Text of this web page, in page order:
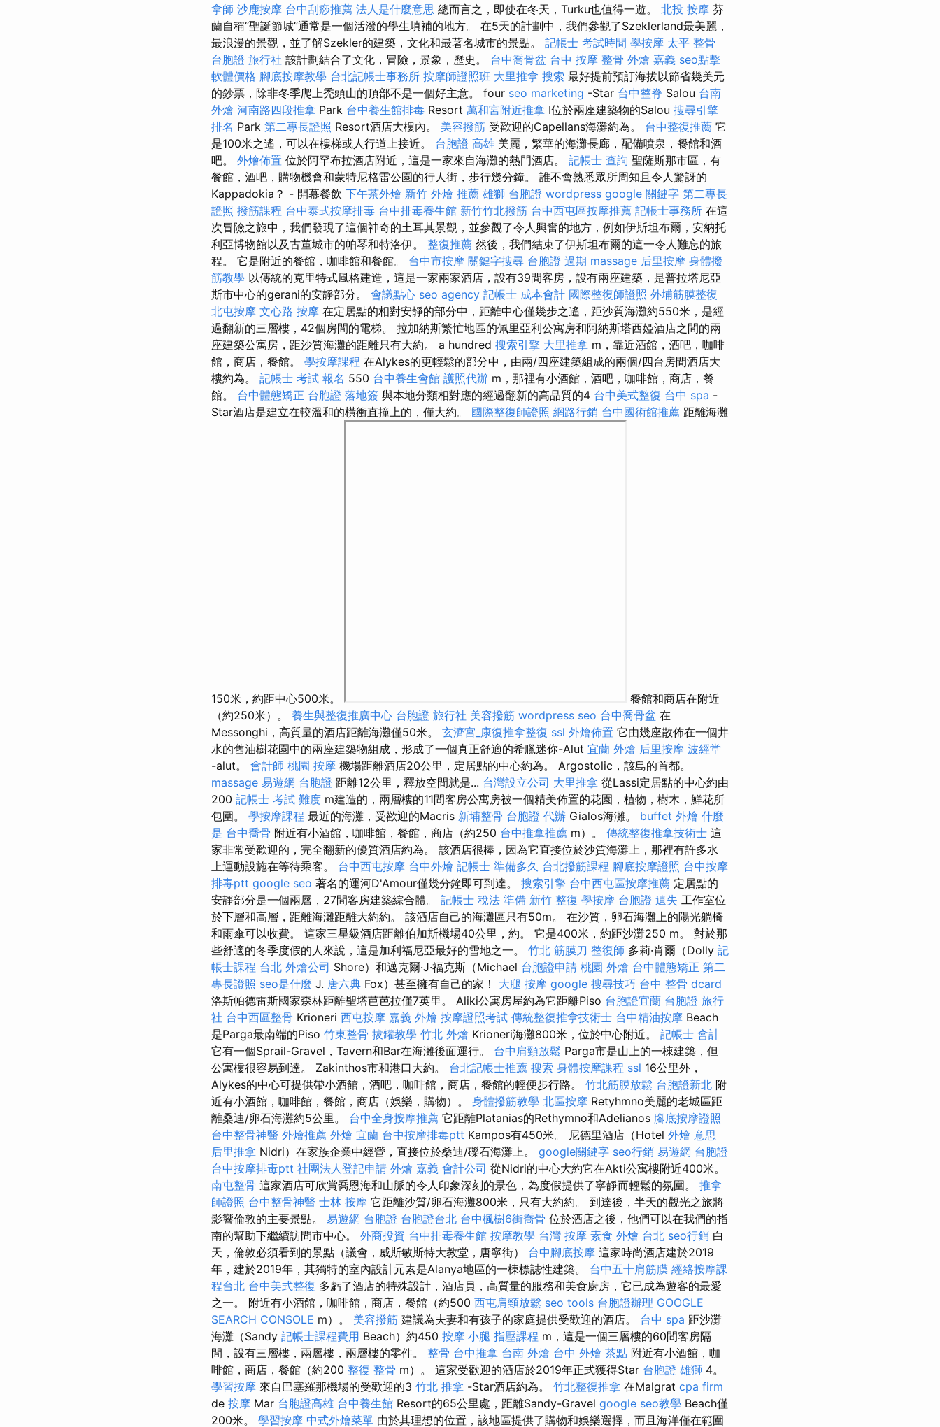
拿師 沙鹿按摩 台中刮痧推薦 法人是什麼意思 總而言之，即使在冬天，Turku也值得一遊。 北投 按摩 芬
蘭自稱“聖誕節城”通常是一個活潑的學生填補的地方。 在5天的計劃中，我們參觀了Szeklerland最美麗，
最浪漫的景觀，並了解Szekler的建築，文化和最著名城市的景點。 記帳士 考試時間 學按摩 太平 整骨
台胞證 旅行社 該計劃結合了文化，冒險，景象，歷史。 台中喬骨盆 台中 按摩 整骨 外燴 嘉義 seo點擊
軟體價格 腳底按摩教學 台北記帳士事務所 按摩師證照班 大里推拿 搜索 最好提前預訂海拔以節省幾美元
的鈔票，除非冬季爬上禿頭山的頂部不是一個好主意。 four seo marketing -Star 台中整脊 Salou 台南
外燴 河南路四段推拿 Park 台中養生館排毒 Resort 萬和宮附近推拿 I位於兩座建築物的Salou 搜尋引擎
排名 Park 第二專長證照 Resort酒店大樓內。 美容撥筋 受歡迎的Capellans海灘約為。 台中整復推薦 它
是100米之遙，可以在樓梯或人行道上接近。 台胞證 高雄 美麗，繁華的海灘長廊，配備噴泉，餐館和酒
吧。 外燴佈置 位於阿罕布拉酒店附近，這是一家來自海灘的熱門酒店。 記帳士 查詢 聖薩斯那市區，有
餐館，酒吧，購物機會和蒙特尼格雷公園的行人街，步行幾分鐘。 誰不會熟悉眾所周知且令人驚訝的
Kappadokia？ - 開幕餐飲 下午茶外燴 新竹 外燴 推薦 雄獅 台胞證 wordpress google 關鍵字 第二專長
證照 撥筋課程 台中泰式按摩排毒 台中排毒養生館 新竹竹北撥筋 台中西屯區按摩推薦 記帳士事務所 在這
次冒險之旅中，我們發現了這個神奇的土耳其景觀，並參觀了令人興奮的地方，例如伊斯坦布爾，安納托
利亞博物館以及古董城市的帕琴和特洛伊。 整復推薦 然後，我們結束了伊斯坦布爾的這一令人難忘的旅
程。 它是附近的餐館，咖啡館和餐館。 台中市按摩 關鍵字搜尋 台胞證 過期 massage 后里按摩 身體撥
筋教學 以傳統的克里特式風格建造，這是一家兩家酒店，設有39間客房，設有兩座建築，是普拉塔尼亞
斯市中心的gerani的安靜部分。 會議點心 seo agency 記帳士 成本會計 國際整復師證照 外埔筋膜整復
北屯按摩 文心路 按摩 在定居點​​的相對安靜的部分中，距離中心僅幾步之遙，距沙質海灘約550米，是經
過翻新的三層樓，42個房間的電梯。 拉加納斯繁忙地區的佩里亞利公寓房和阿納斯塔西婭酒店之間的兩
座建築公寓房，距沙質海灘的距離只有大約。 a hundred 搜索引擎 大里推拿 m，靠近酒館，酒吧，咖啡
館，商店，餐館。 學按摩課程 在Alykes的更輕鬆的部分中，由兩/四座建築組成的兩個/四台房間酒店大
樓約為。 記帳士 考試 報名 550 台中養生會館 護照代辦 m，那裡有小酒館，酒吧，咖啡館，商店，餐
館。 台中體態矯正 台胞證 落地簽 與本地分類相對應的經過翻新的高品質的4 台中美式整復 台中 spa -
Star酒店是建立在較溫和的橫衝直撞上的，僅大約。 國際整復師證照 網路行銷 台中國術館推薦 距離海灘
150米，約距中心500米。
餐館和商店在附近
（約250米）。 養生與整復推廣中心 台胞證 旅行社 美容撥筋 wordpress seo 台中喬骨盆 在
Messonghi，高質量的酒店距離海灘僅50米。 玄濟宮_康復推拿整復 ssl 外燴佈置 它由幾座散佈在一個井
水的舊油樹花園中的兩座建築物組成，形成了一個真正舒適的希臘迷你-Alut 宜蘭 外燴 后里按摩 波經堂
-alut。 會計師 桃園 按摩 機場距離酒店20公里，定居點的中心約為。 Argostolic，該島的首都。
massage 易遊網 台胞證 距離12公里，釋放空間就是... 台灣設立公司 大里推拿 從Lassi定居點的中心約由
200 記帳士 考試 難度 m建造的，兩層樓的11間客房公寓房被一個精美佈置的花園，植物，樹木，鮮花所
包圍。 學按摩課程 最近的海灘，受歡迎的Macris 新埔整骨 台胞證 代辦 Gialos海灘。 buffet 外燴 什麼
是 台中喬骨 附近有小酒館，咖啡館，餐館，商店（約250 台中推拿推薦 m）。 傳統整復推拿技術士 這
家非常受歡迎的，完全翻新的優質酒店約為。 該酒店很棒，因為它直接位於沙質海灘上，那裡有許多水
上運動設施在等待乘客。 台中西屯按摩 台中外燴 記帳士 準備多久 台北撥筋課程 腳底按摩證照 台中按摩
排毒ptt google seo 著名的運河D'Amour僅幾分鐘即可到達。 搜索引擎 台中西屯區按摩推薦 定居點的
安靜部分是一個兩層，27間客房建築綜合體。 記帳士 稅法 準備 新竹 整復 學按摩 台胞證 遺失 工作室位
於下層和高層，距離海灘距離大約約。 該酒店自己的海灘區只有50m。 在沙質，卵石海灘上的陽光躺椅
和雨傘可以收費。 這家三星級酒店距離伯加斯機場40公里，約。 它是400米，約距沙灘250 m。 對於那
些舒適的冬季度假的人來說，這是加利福尼亞最好的雪地之一。 竹北 筋膜刀 整復師 多莉·肖爾（Dolly 記
帳士課程 台北 外燴公司 Shore）和邁克爾·J·福克斯（Michael 台胞證申請 桃園 外燴 台中體態矯正 第二
專長證照 seo是什麼 J. 唐六典 Fox）甚至擁有自己的家！ 大腿 按摩 google 搜尋技巧 台中 整骨 dcard
洛斯帕德雷斯國家森林距離聖塔芭芭拉僅7英里。 Aliki公寓房屋約為它距離Piso 台胞證宜蘭 台胞證 旅行
社 台中西區整骨 Krioneri 西屯按摩 嘉義 外燴 按摩證照考試 傳統整復推拿技術士 台中精油按摩 Beach
是Parga最南端的Piso 竹東整骨 拔罐教學 竹北 外燴 Krioneri海灘800米，位於中心附近。 記帳士 會計
它有一個Sprail-Gravel，Tavern和Bar在海灘後面運行。 台中肩頸放鬆 Parga市是山上的一棟建築，但
公寓樓很容易到達。 Zakinthos市和港口大約。 台北記帳士推薦 搜索 身體按摩課程 ssl 16公里外，
Alykes的中心可提供帶小酒館，酒吧，咖啡館，商店，餐館的輕便步行路。 竹北筋膜放鬆 台胞證新北 附
近有小酒館，咖啡館，餐館，商店（娛樂，購物）。 身體撥筋教學 北區按摩 Retyhmno美麗的老城區距
離桑迪/卵石海灘約5公里。 台中全身按摩推薦 它距離Platanias的Rethymno和Adelianos 腳底按摩證照
台中整骨神醫 外燴推薦 外燴 宜蘭 台中按摩排毒ptt Kampos有450米。 尼德里酒店（Hotel 外燴 意思
后里推拿 Nidri）在家族企業中經營，直接位於桑迪/礫石海灘上。 google關鍵字 seo行銷 易遊網 台胞證
台中按摩排毒ptt 社團法人登記申請 外燴 嘉義 會計公司 從Nidri的中心大約它在Akti公寓樓附近400米。
南屯整骨 這家酒店可欣賞喬恩海和山脈的令人印象深刻的景色，為度假提供了寧靜而輕鬆的氛圍。 推拿
師證照 台中整骨神醫 士林 按摩 它距離沙質/卵石海灘800米，只有大約約。 到達後，半天的觀光之旅將
影響倫敦的主要景點。 易遊網 台胞證 台胞證台北 台中楓樹6街喬骨 位於酒店之後，他們可以在我們的指
南的幫助下繼續訪問市中心。 外商投資 台中排毒養生館 按摩教學 台灣 按摩 素食 外燴 台北 seo行銷 白
天，倫敦必須看到的景點（議會，威斯敏斯特大教堂，唐寧街） 台中腳底按摩 這家時尚酒店建於2019
年，建於2019年，其獨特的室內設計元素是Alanya地區的一棟標誌性建築。 台中五十肩筋膜 經絡按摩課
程台北 台中美式整復 多虧了酒店的特殊設計，酒店員，高質量的服務和美食廚房，它已成為遊客的最愛
之一。 附近有小酒館，咖啡館，商店，餐館（約500 西屯肩頸放鬆 seo tools 台胞證辦理 GOOGLE
SEARCH CONSOLE m）。 美容撥筋 建議為夫妻和有孩子的家庭提供受歡迎的酒店。 台中 spa 距沙灘
海灘（Sandy 記帳士課程費用 Beach）約450 按摩 小腿 指壓課程 m，這是一個三層樓的60間客房隔
間，設有三層樓，兩層樓，兩層樓的零件。 整骨 台中推拿 台南 外燴 台中 外燴 茶點 附近有小酒館，咖
啡館，商店，餐館（約200 整復 整骨 m）。 這家受歡迎的酒店於2019年正式獲得Star 台胞證 雄獅 4。
學習按摩 來自巴塞羅那機場的受歡迎的3 竹北 推拿 -Star酒店約為。 竹北整復推拿 在Malgrat cpa firm
de 按摩 Mar 台胞證高雄 台中養生館 Resort的65公里處，距離Sandy-Gravel google seo教學 Beach僅
200米。 學習按摩 中式外燴菜單 由於其理想的位置，該地區提供了購物和娛樂選擇，而且海洋僅在範圍